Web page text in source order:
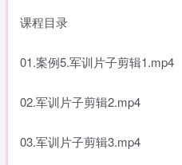
课程目录
01.案例5.军训片子剪辑1.mp4
02.军训片子剪辑2.mp4
03.军训片子剪辑3.mp4